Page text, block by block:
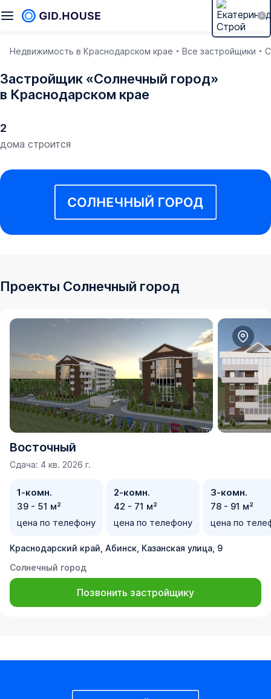
Недвижимость в Краснодарском крае Все застройщики
Застройщик «Солнечный город»
в Краснодарском крае
2
дома строится
Проекты Солнечный город
Восточный
Сдача: 4 кв. 2026 г.
1-комн.
39 - 51 м²
цена по телефону
2-комн.
42 - 71 м²
цена по телефону
3-комн.
78 - 91 м²
цена по
Краснодарский край, Абинск, Казанская улица, 9
Солнечный город
Позвонить застройщику